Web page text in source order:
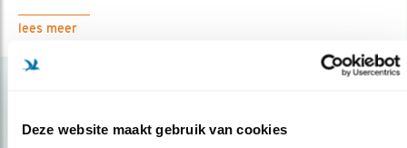
Deze website maakt gebruik van cookies
lees meer